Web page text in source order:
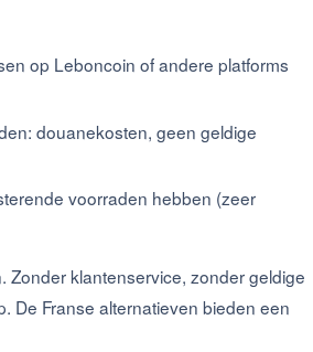
op Leboncoin of andere platforms
douanekosten, geen geldige
voorraden hebben (zeer
Zonder klantenservice, zonder geldige
De Franse alternatieven bieden een